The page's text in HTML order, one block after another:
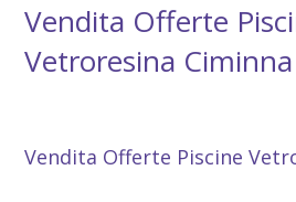
Vendita Offerte
Vetroresina Ciminna
Vendita Offerte Piscine